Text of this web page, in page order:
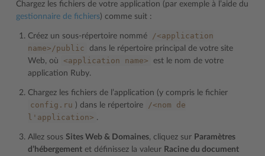
Chargez les fichiers de votre application (par exemple à l’aide du
gestionnaire de fichiers) comme suit :
Créez un sous-répertoire nommé
/<application
name>/public
dans le répertoire principal de votre site
Web, où
<application name>
est le nom de votre
application Ruby.
Chargez les fichiers de l’application (y compris le fichier
config.ru ) dans le répertoire /<nom
de
l'application> .
Allez sous Sites Web & Domaines, cliquez sur Paramètres
d’hébergement et définissez la valeur Racine du document